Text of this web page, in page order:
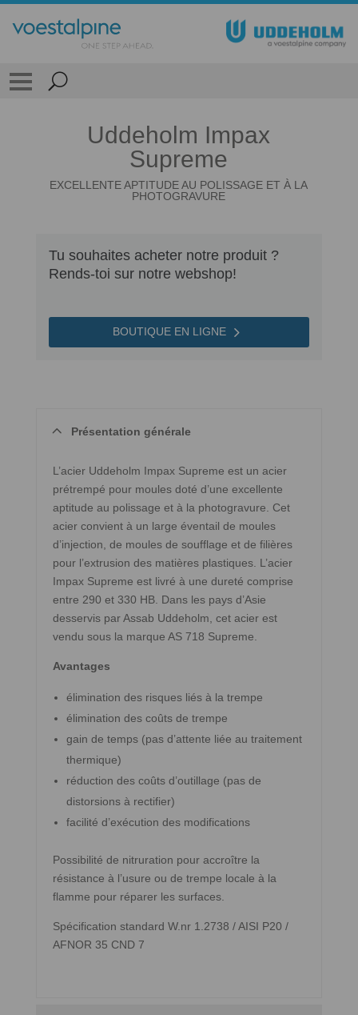
Uddeholm Impax
Supreme
EXCELLENTE APTITUDE AU POLISSAGE ET À LA
PHOTOGRAVURE
Tu souhaites acheter notre produit ?
Rends-toi sur notre webshop!
BOUTIQUE EN LIGNE
Présentation générale
L’acier Uddeholm Impax Supreme est un acier
prétrempé pour moules doté d’une excellente
aptitude au polissage et à la photogravure. Cet
acier convient à un large éventail de moules
d’injection, de moules de soufflage et de filières
pour l’extrusion des matières plastiques. L’acier
Impax Supreme est livré à une dureté comprise
entre 290 et 330 HB. Dans les pays d’Asie
desservis par Assab Uddeholm, cet acier est
vendu sous la marque AS 718 Supreme.
Avantages
élimination des risques liés à la trempe
élimination des coûts de trempe
gain de temps (pas d’attente liée au traitement
thermique)
réduction des coûts d’outillage (pas de
distorsions à rectifier)
facilité d’exécution des modifications
Possibilité de nitruration pour accroître la
résistance à l’usure ou de trempe locale à la
flamme pour réparer les surfaces.
Spécification standard W.nr 1.2738 / AISI P20 /
AFNOR 35 CND 7